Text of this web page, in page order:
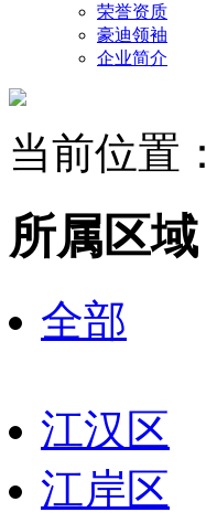
荣誉资质
豪迪领袖
企业简介
当前位置：
所属区域
全部
江汉区
江岸区